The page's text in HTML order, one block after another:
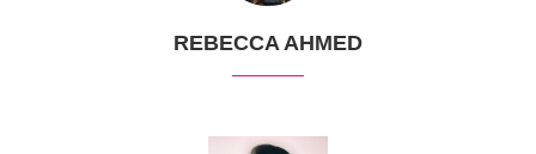
REBECCA AHMED